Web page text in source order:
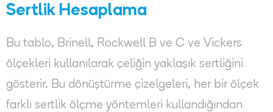
Sertlik Hesaplama
Bu tablo, Brinell, Rockwell B ve C ve Vickers
ölçekleri kullanılarak çeliğin yaklaşık sertliğini
gösterir. Bu dönüştürme çizelgeleri, her bir ölçek
farklı sertlik ölçme yöntemleri kullandığından